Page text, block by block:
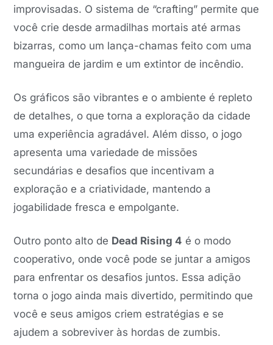
improvisadas. O sistema de “crafting” permite que
você crie desde armadilhas mortais até armas
bizarras, como um lança-chamas feito com uma
mangueira de jardim e um extintor de incêndio.
Os gráficos são vibrantes e o ambiente é repleto
de detalhes, o que torna a exploração da cidade
uma experiência agradável. Além disso, o jogo
apresenta uma variedade de missões
secundárias e desafios que incentivam a
exploração e a criatividade, mantendo a
jogabilidade fresca e empolgante.
Outro ponto alto de Dead Rising 4 é o modo
cooperativo, onde você pode se juntar a amigos
para enfrentar os desafios juntos. Essa adição
torna o jogo ainda mais divertido, permitindo que
você e seus amigos criem estratégias e se
ajudem a sobreviver às hordas de zumbis.